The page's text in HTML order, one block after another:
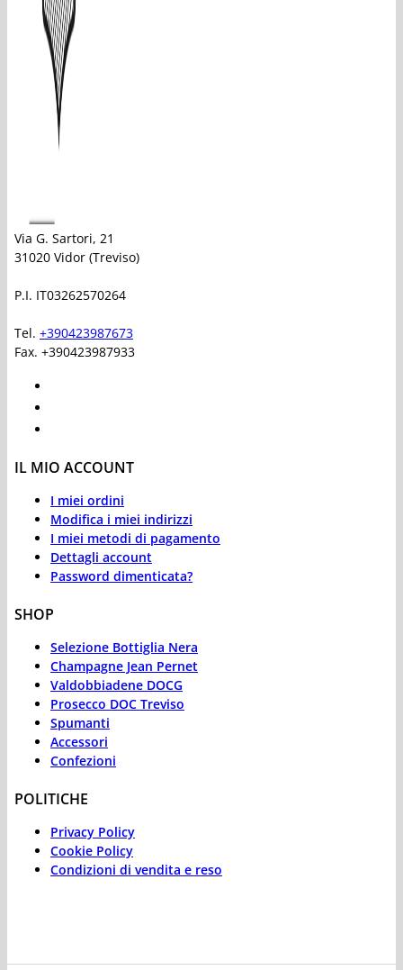
Via G. Sartori, 21
31020 Vidor (Treviso)
P.I. IT03262570264
Tel. +390423987673
Fax. +390423987933
IL MIO ACCOUNT
I miei ordini
Modifica i miei indirizzi
I miei metodi di pagamento
Dettagli account
Password dimenticata?
SHOP
Selezione Bottiglia Nera
Champagne Jean Pernet
Valdobbiadene DOCG
Prosecco DOC Treviso
Spumanti
Accessori
Confezioni
POLITICHE
Privacy Policy
Cookie Policy
Condizioni di vendita e reso